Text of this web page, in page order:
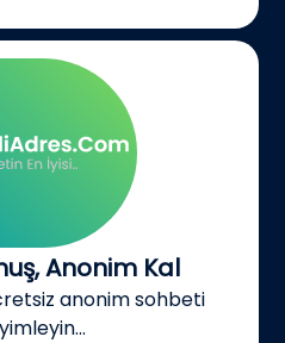
Anonim Kal
anonim sohbeti